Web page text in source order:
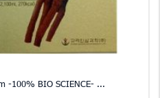
-100% BIO SCIENCE- ...